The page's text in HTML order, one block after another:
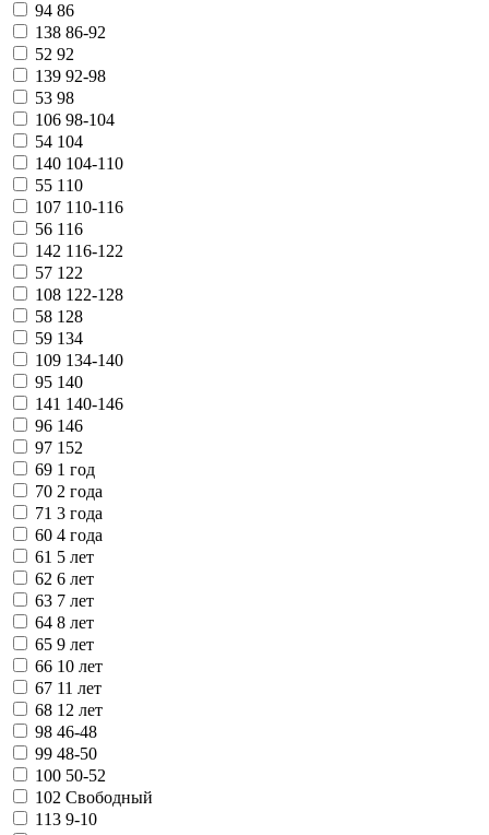
94 86
138 86-92
52 92
139 92-98
53 98
106 98-104
54 104
140 104-110
55 110
107 110-116
56 116
142 116-122
57 122
108 122-128
58 128
59 134
109 134-140
95 140
141 140-146
96 146
97 152
69 1 год
70 2 года
71 3 года
60 4 года
61 5 лет
62 6 лет
63 7 лет
64 8 лет
65 9 лет
66 10 лет
67 11 лет
68 12 лет
98 46-48
99 48-50
100 50-52
102 Свободный
113 9-10